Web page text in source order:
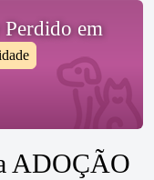
em
ADOÇÃO